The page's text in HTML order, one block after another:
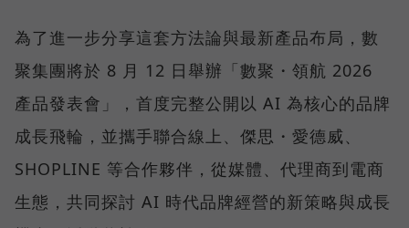
為了進一步分享這套方法論與最新產品布局，數
聚集團將於 8 月 12 日舉辦「數聚・領航 2026
產品發表會」，首度完整公開以 AI 為核心的品牌
成長飛輪，並攜手聯合線上、傑思・愛德威、
SHOPLINE 等合作夥伴，從媒體、代理商到電商
生態，共同探討 AI 時代品牌經營的新策略與成長